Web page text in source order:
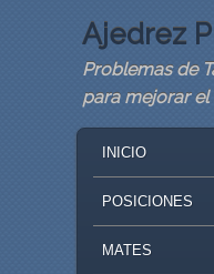
Ajedrez
Problemas de
para mejorar
SKIP TO
SKIP TO
INICIO
POSICIONES
MATES